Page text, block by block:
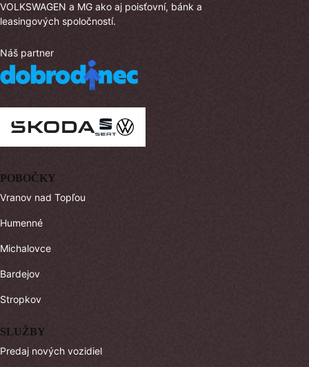
VOLKSWAGEN a MG ako aj poisťovní, bánk a
leasingových spoločností.
Náš partner
POBOČKY
Vranov nad Topľou
Humenné
Michalovce
Bardejov
Stropkov
SLUŽBY
Predaj nových vozidiel